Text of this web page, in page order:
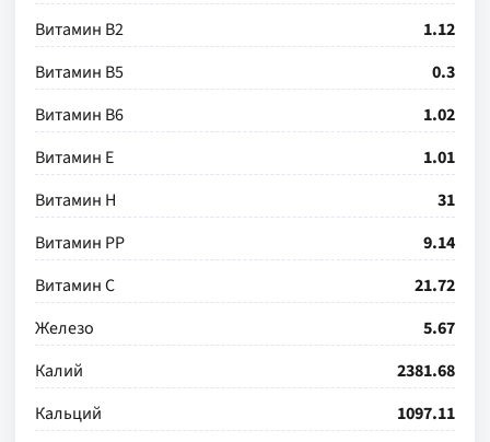
Витамин В2
1.12
Витамин В5
0.3
Витамин В6
1.02
Витамин Е
1.01
Витамин Н
31
Витамин РР
9.14
Витамин С
21.72
Железо
5.67
Калий
2381.68
Кальций
1097.11